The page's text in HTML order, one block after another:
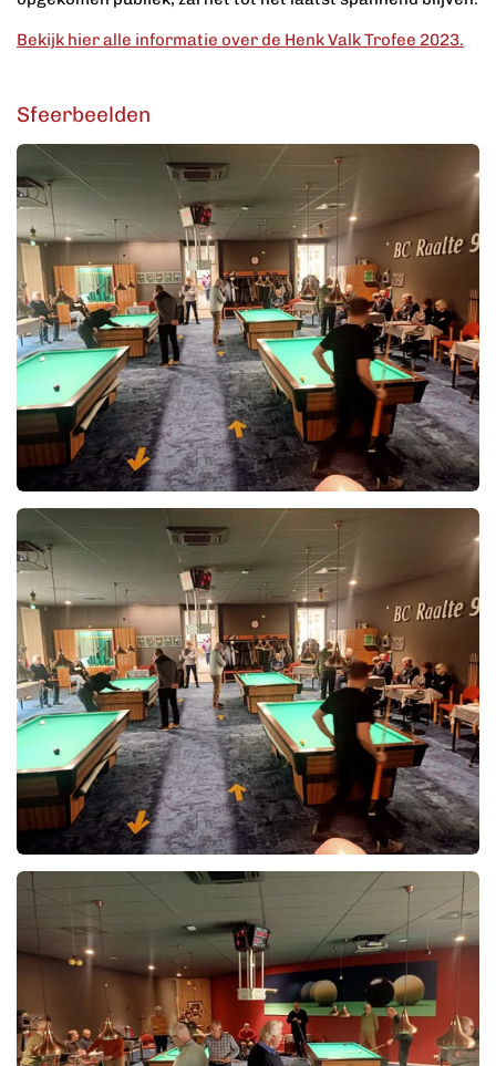
Bekijk hier alle informatie over de Henk Valk Trofee 2023.
Sfeerbeelden